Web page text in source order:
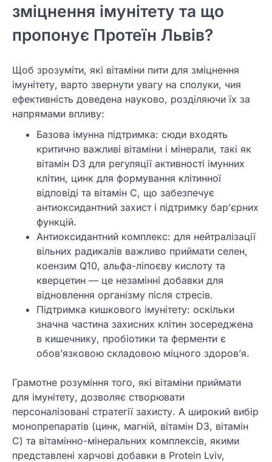
зміцнення імунітету та що
пропонує Протеїн Львів?
Щоб зрозуміти, які вітаміни пити для зміцнення
імунітету, варто звернути увагу на сполуки, чия
ефективність доведена науково, розділяючи їх за
напрямами впливу:
Базова імунна підтримка: сюди входять
критично важливі вітаміни і мінерали, такі як
вітамін D3 для регуляції активності імунних
клітин, цинк для формування клітинної
відповіді та вітамін C, що забезпечує
антиоксидантний захист і підтримку бар’єрних
функцій.
Антиоксидантний комплекс: для нейтралізації
вільних радикалів важливо приймати селен,
коензим Q10, альфа-ліпоєву кислоту та
кверцетин — це незамінні добавки для
відновлення організму після стресів.
Підтримка кишкового імунітету: оскільки
значна частина захисних клітин зосереджена
в кишечнику, пробіотики та ферменти є
обов’язковою складовою міцного здоров’я.
Грамотне розуміння того, які вітаміни приймати
для імунітету, дозволяє створювати
персоналізовані стратегії захисту. А широкий вибір
монопрепаратів (цинк, магній, вітамін D3, вітамін
C) та вітамінно-мінеральних комплексів, якими
представлені харчові добавки в Protein Lviv,